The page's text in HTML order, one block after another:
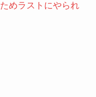
めラストにやられ